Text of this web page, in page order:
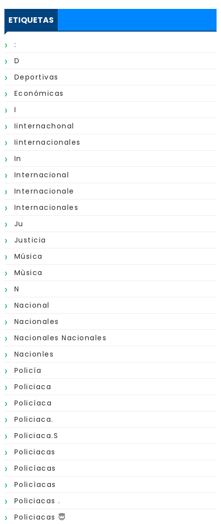
ETIQUETAS
:
D
Deportivas
Económicas
I
Iinternachonal
Iinternacionales
In
Internacional
Internacionale
Internacionales
Ju
Justicia
Música
Mùsica
N
Nacional
Nacionales
Nacionales Nacionales
Nacionles
Policía
Policiaca
Policíaca
Policiaca.
Policiaca.s
Policiacas
Policíacas
Policìacas
Policiacas .
Policiacas 😇